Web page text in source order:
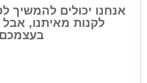
אנחנו יכולים להמשיך
לקנות מאיתנו,